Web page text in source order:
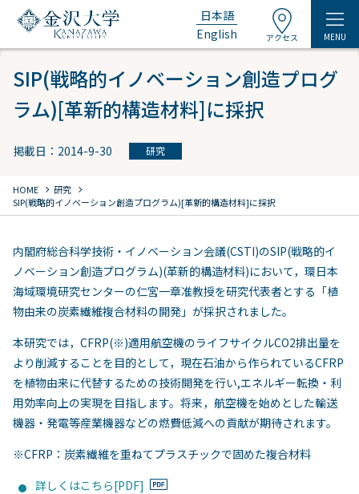
日本語
English
アクセス MENU
SIP(戦略的イノベーション創造プログ
ラム)[革新的構造材料]に採択
掲載日：2014-9-30 研究
HOME chevron_right 研究 chevron_right
SIP(戦略的イノベーション創造プログラム)[革新的構造材料]に採択
内閣府総合科学技術・イノベーション会議(CSTI)のSIP(戦略的イ
ノベーション創造プログラム)(革新的構造材料)において，環日本
海域環境研究センターの仁宮一章准教授を研究代表者とする「植
物由来の炭素繊維複合材料の開発」が採択されました。
本研究では，CFRP(※)適用航空機のライフサイクルCO2排出量を
より削減することを目的として，現在石油から作られているCFRP
を植物由来に代替するための技術開発を行い,エネルギー転換・利
用効率向上の実現を目指します。将来，航空機を始めとした輸送
機器・発電等産業機器などの燃費低減への貢献が期待されます。
※CFRP：炭素繊維を重ねてプラスチックで固めた複合材料
詳しくはこちら[PDF]